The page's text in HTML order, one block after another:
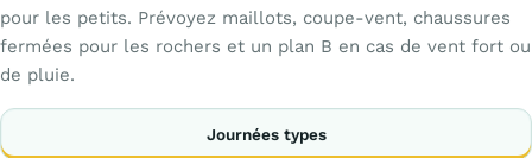
pour les petits. Prévoyez maillots, coupe-vent, chaussures
fermées pour les rochers et un plan B en cas de vent fort ou
de pluie.
Journées types